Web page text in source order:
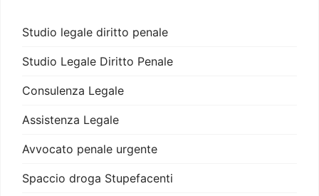
Studio legale diritto penale
Studio Legale Diritto Penale
Consulenza Legale
Assistenza Legale
Avvocato penale urgente
Spaccio droga Stupefacenti